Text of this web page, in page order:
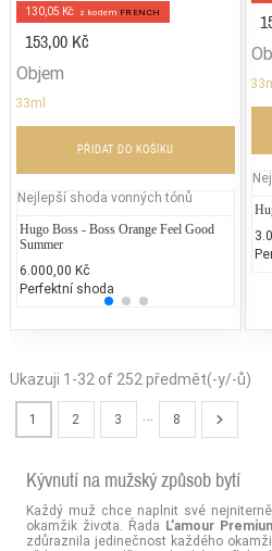
130,05 Kč z kodem FRENCH
153,00 Kč
Objem
33ml
PŘIDAT DO KOŠÍKU
Nejlepší shoda vonných tónů
Hugo Boss - Boss Orange Feel Good
Summer
6.000,00 Kč
Perfektní shoda
Dior
Ukazuji 1-32 of 252 předmět(-y/-ů)
1 2 3 8
Kývnutí na mužský způsob bytí
Každý muž chce naplnit své
okamžik života. Řada L’amour
zdůraznila jedinečnost každého